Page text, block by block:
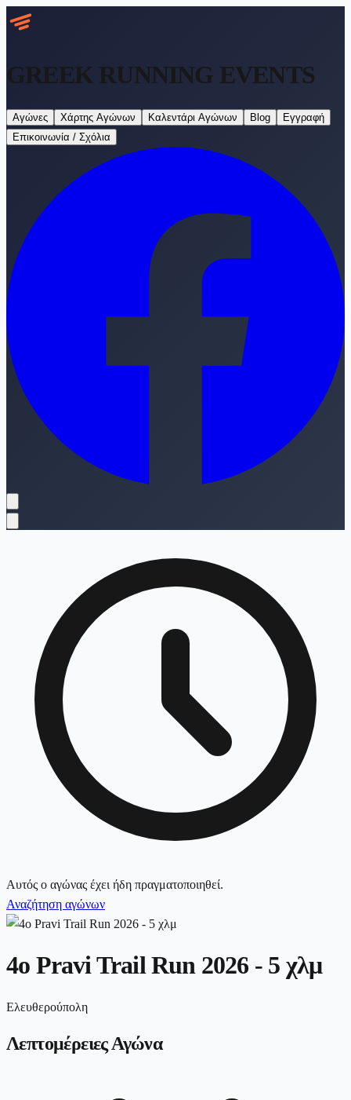
GREEK RUNNING EVENTS
Αγώνες Χάρτης Αγώνων Καλεντάρι Αγώνων Blog
Εγγραφή
Επικοινωνία / Σχόλια
Αυτός ο αγώνας έχει ήδη πραγματοποιηθεί.
Αναζήτηση αγώνων
4ο Pravi Trail Run 2026 - 5 χλμ
Ελευθερούπολη
Λεπτομέρειες Αγώνα